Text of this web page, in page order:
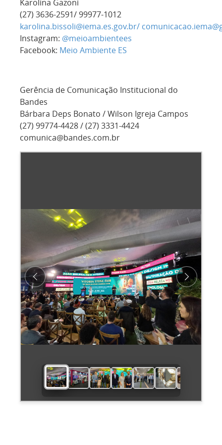
Karolina Gazoni
(27) 3636-2591/ 99977-1012
karolina.bissoli@iema.es.gov.br/
Instagram: @meioambientees
Facebook: Meio Ambiente ES
Gerência de Comunicação Institucional do
Bandes
Bárbara Deps Bonato / Wilson Igreja Campos
(27) 99774-4428 / (27) 3331-4424
comunica@bandes.com.br
Previous Next